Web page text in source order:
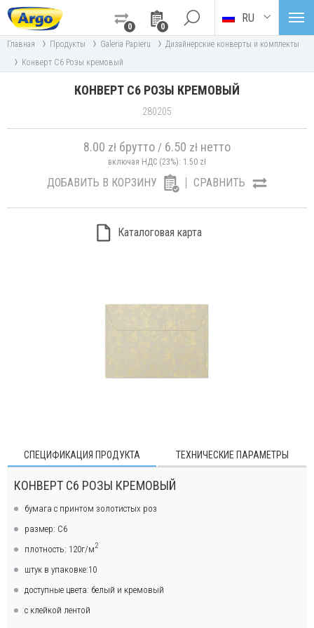
0
0
RU
Главная › Продукты › Galeria Papieru › Дизайнерские конверты и комплекты
› Конверт C6 Розы кремовый
КОНВЕРТ C6 РОЗЫ КРЕМОВЫЙ
280205
8.00 zł брутто / 6.50 zł нетто
включая НДС (23%): 1.50 zł
ДОБАВИТЬ В КОРЗИНУ СРАВНИТЬ
Каталоговая карта
СПЕЦИФИКАЦИЯ ПРОДУКТА ТЕХНИЧЕСКИЕ ПАРАМЕТРЫ
КОНВЕРТ C6 РОЗЫ КРЕМОВЫЙ
бумага с принтом золотистых роз
размер: C6
плотность: 120г/м2
штук в упаковке:10
доступные цвета: белый и кремовый
с клейкой лентой